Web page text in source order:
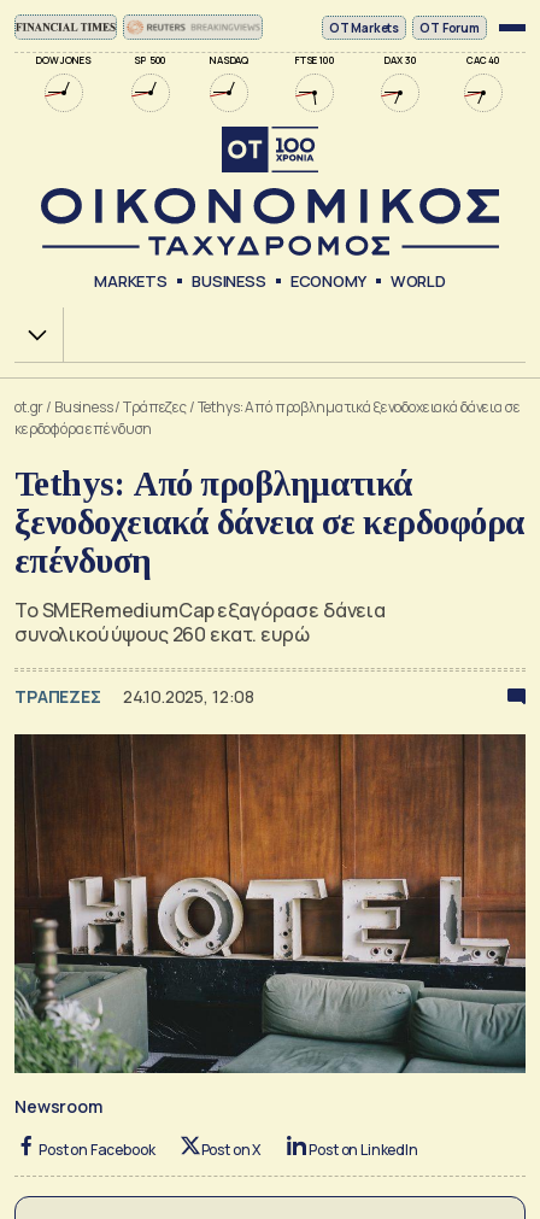
DOW JONES SP 500 NASDAQ FTSE 100 DAX 30 CAC 40
ΟΤ Markets OT Forum
MARKETS BUSINESS ECONOMY WORLD
Χ.Α.
ot.gr/ Business/Τράπεζες/Tethys: Από προβληματικά ξενοδοχειακά δάνεια σε
κερδοφόρα επένδυση
Tethys: Από προβληματικά
ξενοδοχειακά δάνεια σε κερδοφόρα
επένδυση
Το SMERemediumCap εξαγόρασε δάνεια
συνολικού ύψους 260 εκατ. ευρώ
ΤΡΑΠΕΖΕΣ 24.10.2025, 12:08
Newsroom
Post on Facebook Post on X Post on LinkedIn